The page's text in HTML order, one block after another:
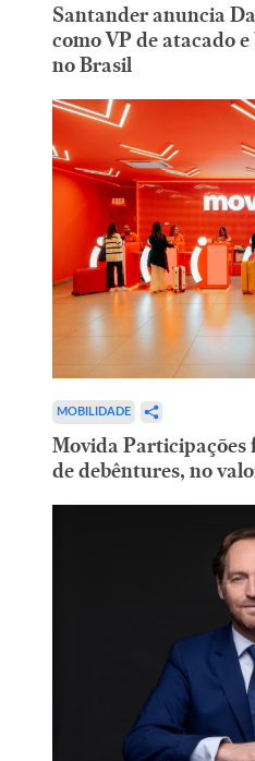
Santander anuncia
como VP de atacado
no Brasil
MOBILIDADE
Movida Participações
de debêntures, no